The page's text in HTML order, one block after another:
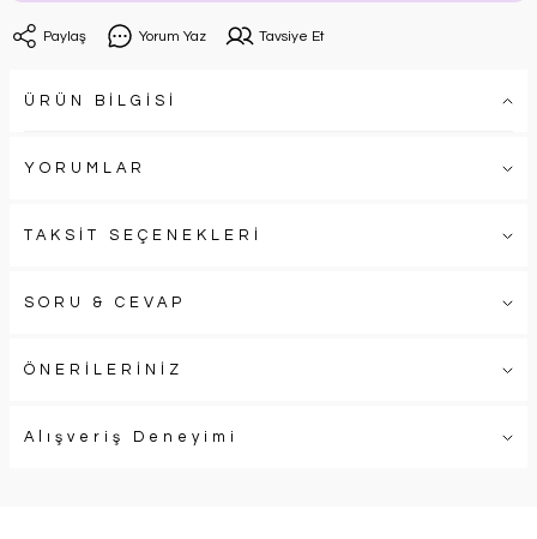
Paylaş Yorum Yaz Tavsiye Et
ÜRÜN BİLGİSİ
YORUMLAR
TAKSİT SEÇENEKLERİ
SORU & CEVAP
ÖNERİLERİNİZ
Alışveriş Deneyimi